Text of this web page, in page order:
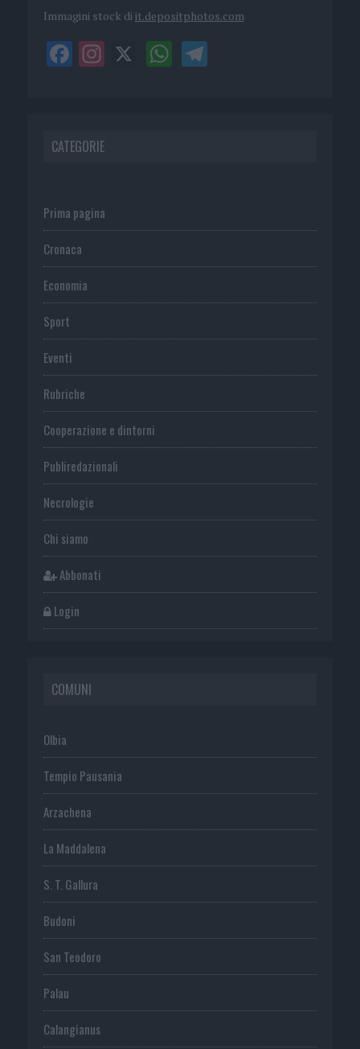
Immagini stock di it.depositphotos.com
CATEGORIE
Prima pagina
Cronaca
Economia
Sport
Eventi
Rubriche
Cooperazione e dintorni
Publiredazionali
Necrologie
Chi siamo
Abbonati
Login
COMUNI
Olbia
Tempio Pausania
Arzachena
La Maddalena
S. T. Gallura
Budoni
San Teodoro
Palau
Calangianus